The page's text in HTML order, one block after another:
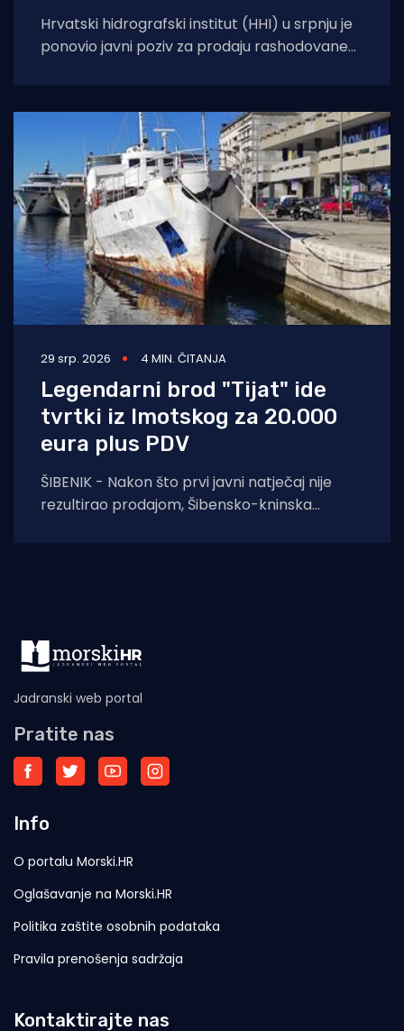
Hrvatski hidrografski institut (HHI) u srpnju je
ponovio javni poziv za prodaju rashodovane
29 srp. 2026 4 MIN. ČITANJA
Legendarni brod "Tijat" ide
tvrtki iz Imotskog za 20.000
eura plus PDV
ŠIBENIK - Nakon što prvi javni natječaj nije
rezultirao prodajom, Šibensko-kninska
Jadranski web portal
Pratite nas
Info
O portalu Morski.HR
Oglašavanje na Morski.HR
Politika zaštite osobnih podataka
Pravila prenošenja sadržaja
Kontaktirajte nas